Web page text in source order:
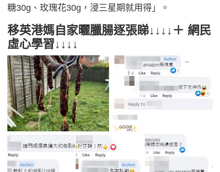
糖30g、玫瑰花30g，浸三星期就用得」。
移英港媽自家曬臘腸逐張睇↓↓↓↓＋ 網民
虛心學習↓↓↓↓